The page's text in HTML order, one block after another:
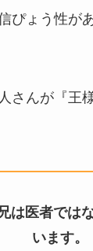
ぴょう性が
さんが『王
兄は医者では
います。